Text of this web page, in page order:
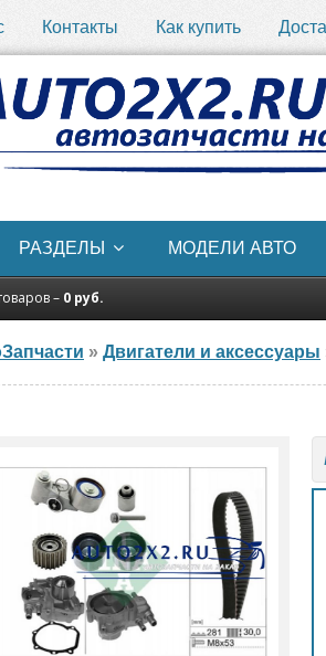
Контакты Как купить
РАЗДЕЛЫ МОДЕЛИ АВТО
– 0 руб.
» Двигатели и аксессуары